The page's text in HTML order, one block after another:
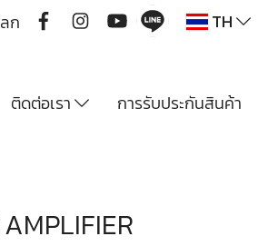
ก TH
ติดต่อเรา การรับประกันสินค้า